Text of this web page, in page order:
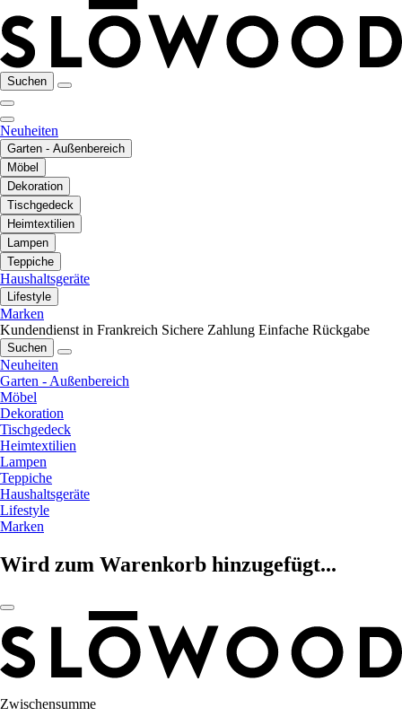
Suchen
Neuheiten
Garten - Außenbereich
Möbel
Dekoration
Tischgedeck
Heimtextilien
Lampen
Teppiche
Haushaltsgeräte
Lifestyle
Marken
Kundendienst in Frankreich Sichere Zahlung Einfache Rückgabe
Suchen
Neuheiten
Garten - Außenbereich
Möbel
Dekoration
Tischgedeck
Heimtextilien
Lampen
Teppiche
Haushaltsgeräte
Lifestyle
Marken
Wird zum Warenkorb hinzugefügt...
Zwischensumme